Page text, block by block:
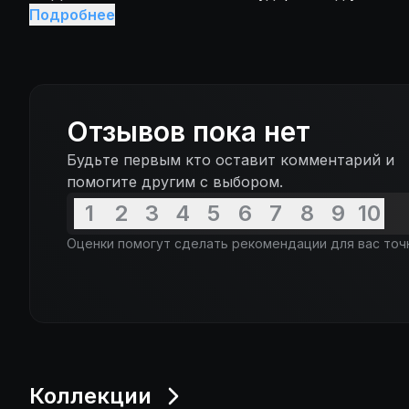
оказались перед выбором: идти в полицию и
Подробнее
Отзывов пока нет
Будьте первым кто оставит комментарий и
помогите другим с выбором.
1 2 3 4 5 6 7 8 9 10
Оценки помогут сделать рекомендации для вас
Коллекции